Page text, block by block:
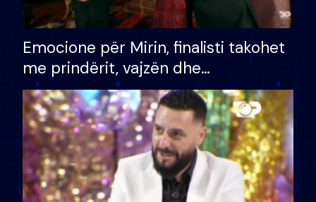
Emocione për Mirin, finalisti takohet
me prindërit, vajzën dhe
bashkëshorten: S’kemi ndonjë letër
divorci apo jo?